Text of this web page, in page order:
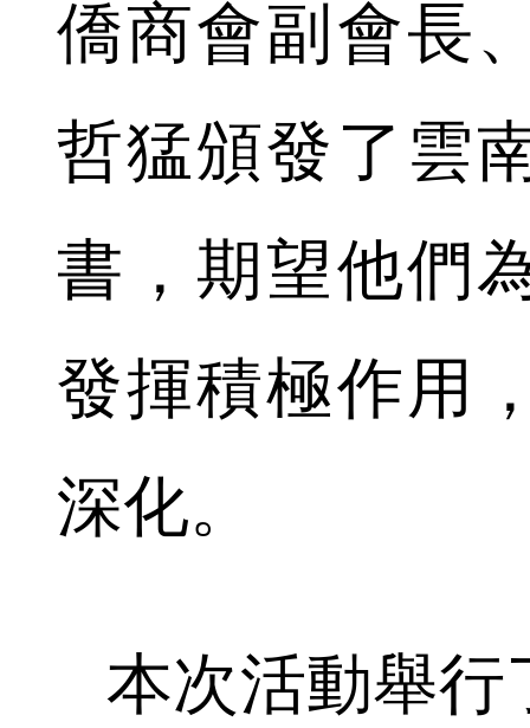
僑商會副會長
哲猛頒發了雲
書，期望他們
發揮積極作用
深化。
本次活動舉行